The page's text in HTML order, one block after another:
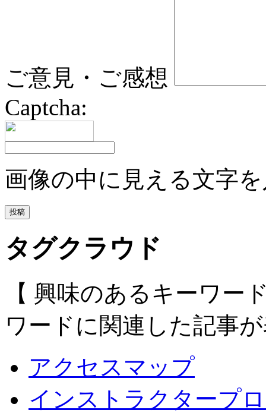
ご意見・ご感想
Captcha:
画像の中に見える文字
タグクラウド
【 興味のあるキーワー
ワードに関連した記事
アクセスマップ
インストラクタープ